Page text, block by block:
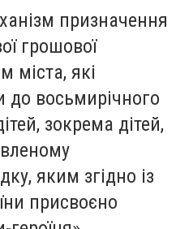
призначення
грошової
міста, які
до восьмирічного
зокрема дітей,
яким згідно із
присвоєно